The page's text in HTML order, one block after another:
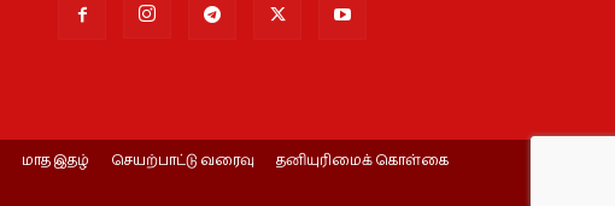
மாத இதழ் செயற்பாட்டு வரைவு
தனியுரிமைக் கொள்கை